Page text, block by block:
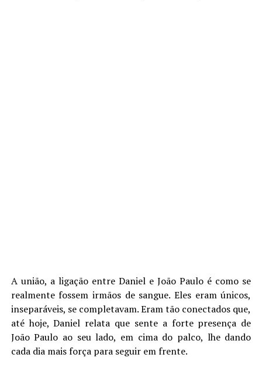
A união, a ligação entre Daniel e João Paulo é como se
realmente fossem irmãos de sangue. Eles eram únicos,
inseparáveis, se completavam. Eram tão conectados que,
até hoje, Daniel relata que sente a forte presença de
João Paulo ao seu lado, em cima do palco, lhe dando
cada dia mais força para seguir em frente.